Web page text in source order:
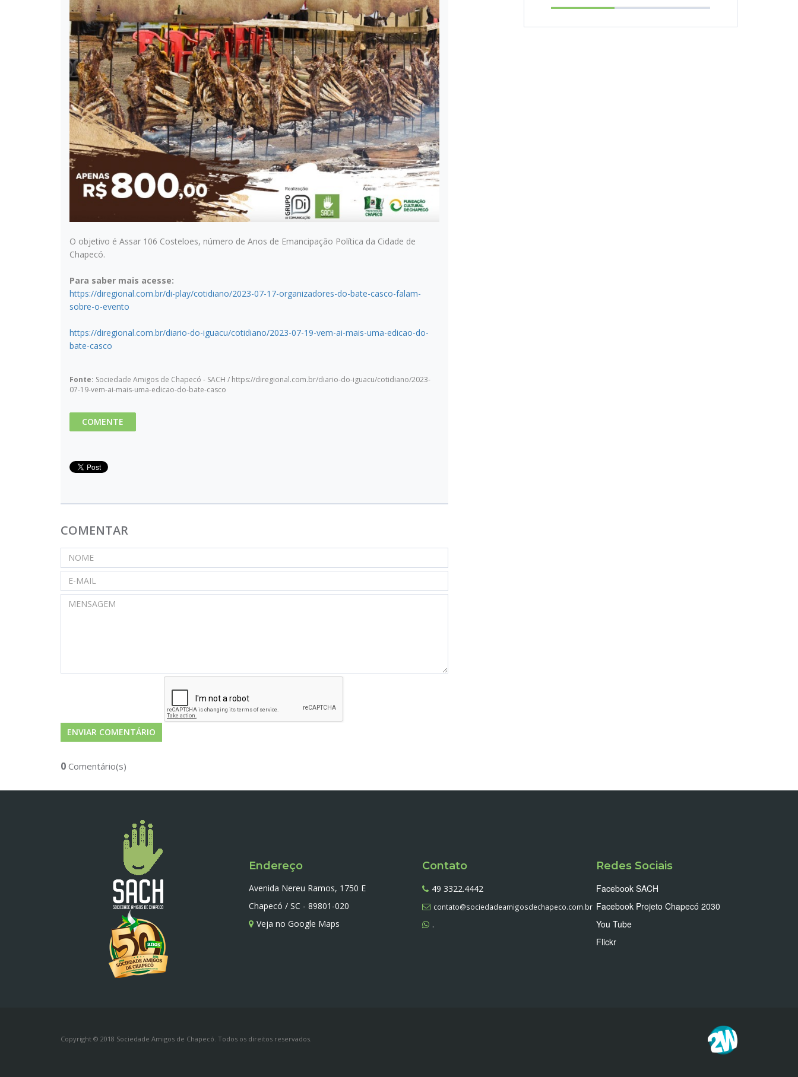
O objetivo é Assar 106 Costeloes, número de Anos de Emancipação Política da Cidade de
Chapecó.
Para saber mais acesse:
https://diregional.com.br/di-play/cotidiano/2023-07-17-organizadores-do-bate-casco-falam-
sobre-o-evento
https://diregional.com.br/diario-do-iguacu/cotidiano/2023-07-19-vem-ai-mais-uma-edicao-do-
bate-casco
Fonte: Sociedade Amigos de Chapecó - SACH / https://diregional.com.br/diario-do-iguacu/cotidiano/2023-
07-19-vem-ai-mais-uma-edicao-do-bate-casco
COMENTE
COMENTAR
0 Comentário(s)
Endereço
Avenida Nereu Ramos, 1750 E
Chapecó / SC - 89801-020
Veja no Google Maps
Contato
49 3322.4442
contato@sociedadeamigosdechapeco.com.br
.
Redes Sociais
Facebook SACH
Facebook Projeto Chapecó 2030
You Tube
Flickr
Copyright © 2018 Sociedade Amigos de Chapecó. Todos os direitos reservados.